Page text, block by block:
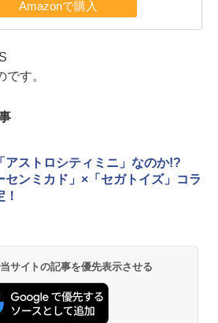
す。
アストロシティミニ」なのか!?
センミカド」×「セガトイズ」コラ
サイトの記事を優先表示させる